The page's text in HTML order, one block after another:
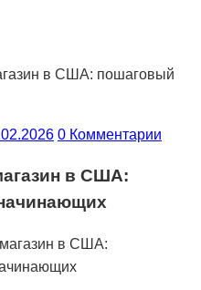
в США: пошаговый
0 Комментарии
в США: